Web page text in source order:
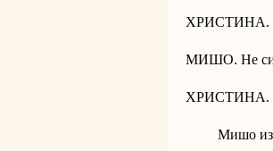
МИШО. Не си
ХРИСТИНА.
Мишо